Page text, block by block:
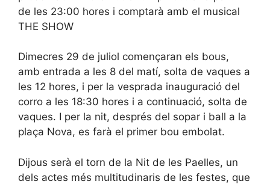
de les 23:00 hores i comptarà amb el musical
THE SHOW
Dimecres 29 de juliol començaran els bous,
amb entrada a les 8 del matí, solta de vaques a
les 12 hores, i per la vesprada inauguració del
corro a les 18:30 hores i a continuació, solta de
vaques. I per la nit, després del sopar i ball a la
plaça Nova, es farà el primer bou embolat.
Dijous serà el torn de la Nit de les Paelles, un
dels actes més multitudinaris de les festes, que